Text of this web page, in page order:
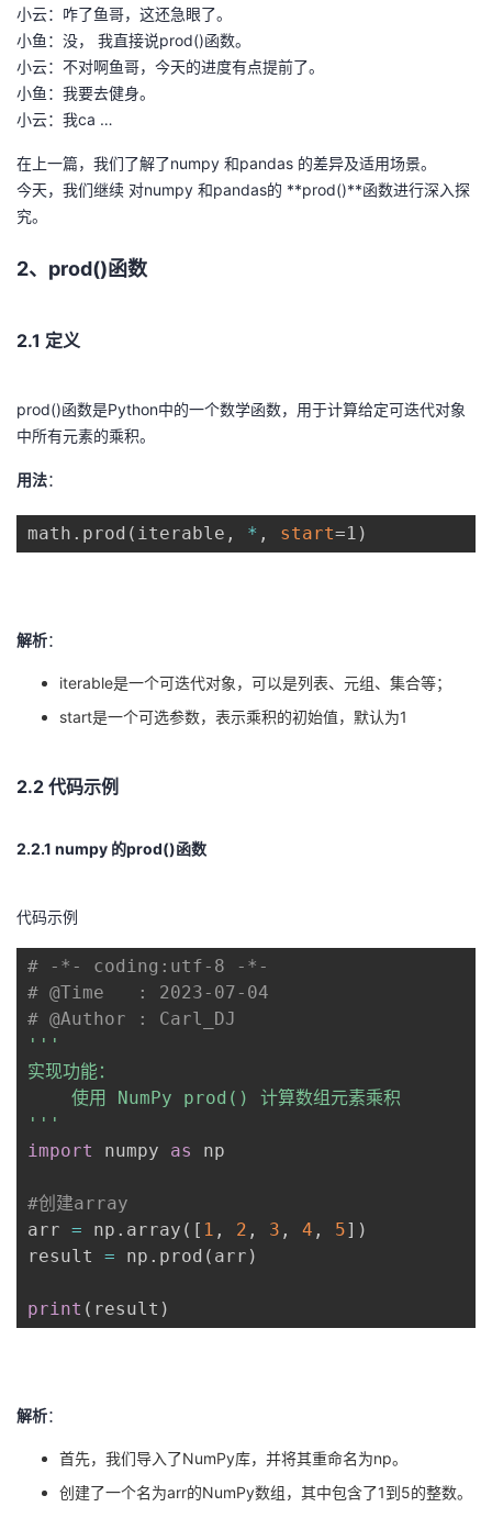
动
关
注
的
开
发
者
学
堂
我
课
程
的
认
我
的
我
藏
我
的
Programs
我
的
支
持
我
的
术
支
持
我
云
声
建
小云：咋了鱼哥，这还急眼了。
小鱼：没， 我直接说prod()函数。
小云：不对啊鱼哥，今天的进度有点提前了。
小鱼：我要去健身。
小云：我ca …
在上一篇，我们了解了numpy 和pandas 的差异及适用场景。
今天，我们继续 对numpy 和pandas的 **prod()**函数进行深入探
究。
2、prod()函数
2.1 定义
prod()函数是Python中的一个数学函数，用于计算给定可迭代对象
中所有元素的乘积。
用法：
math . prod ( iterable , * , start=1 )
解析：
iterable是一个可迭代对象，可以是列表、元组、集合等；
start是一个可选参数，表示乘积的初始值，默认为1
2.2 代码示例
2.2.1 numpy 的prod()函数
代码示例
# -*- coding:utf-8 -*-
# @Time   : 2023-07-04
# @Author : Carl_DJ
'''
实现功能：
    使用 NumPy prod() 计算数组元素乘积
'''
import
numpy as np
#创建array
arr = np . array ( [ 1 , 2 , 3 , 4 , 5] )
result = np . prod ( arr )
print ( result )
解析：
首先，我们导入了NumPy库，并将其重命名为np。
创建了一个名为arr的NumPy数组，其中包含了1到5的整数。